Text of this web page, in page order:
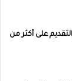
على أكثر من